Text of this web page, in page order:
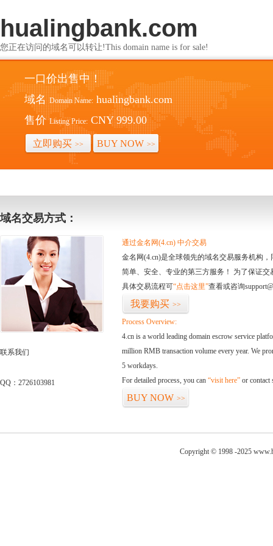
hualingbank.com
您正在访问的域名可以转让!This domain name is for sale!
一口价出售中！
域名 Domain Name: hualingbank.com
售价 Listing Price: CNY 999.00
立即购买 >> BUY NOW >>
域名交易方式：
联系我们
QQ：2726103981
通过金名网(4.cn) 中介交易
金名网(4.cn)是全球领先的域名交易服务机构
简单、安全、专业的第三方服务！ 为了保证
具体交易流程可“点击这里”查看或咨询
我要购买 >>
Process Overview:
4.cn is a world leading domain escrow service
million RMB transaction volume every year. We
5 workdays.
For detailed process, you can “visit here” or contact
BUY NOW >>
Copyright © 1998 -2025